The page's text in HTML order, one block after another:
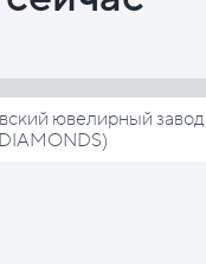
ювелирный завод